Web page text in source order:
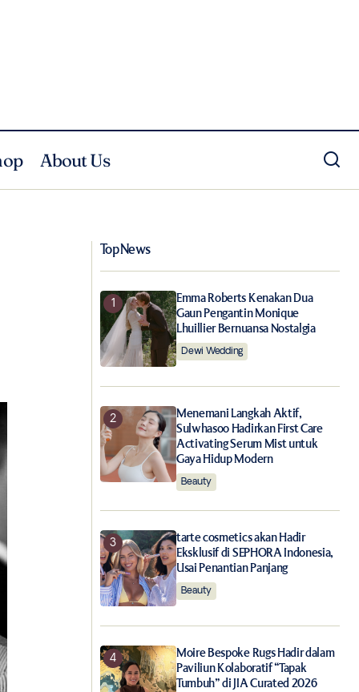
About Us
Top News
Emma Roberts Kenakan Dua
Gaun Pengantin Monique
Lhuillier Bernuansa Nostalgia
Dewi Wedding
Menemani Langkah Aktif,
Sulwhasoo Hadirkan First Care
Activating Serum Mist untuk
Gaya Hidup Modern
Beauty
tarte cosmetics akan Hadir
Eksklusif di SEPHORA Indonesia,
Usai Penantian Panjang
Beauty
Moire Bespoke Rugs Hadir dalam
Paviliun Kolaboratif “Tapak
Tumbuh” di JIA Curated 2026